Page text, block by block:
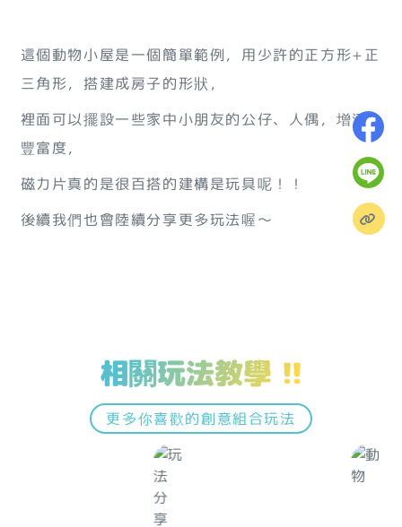
這個動物小屋是一個簡單範例，用少許的正方形+正
三角形，搭建成房子的形狀，
裡面可以擺設一些家中小朋友的公仔、人偶，增添
豐富度，
磁力片真的是很百搭的建構是玩具呢！！
後續我們也會陸續分享更多玩法喔～
相關玩法教學 !!
更多你喜歡的創意組合玩法